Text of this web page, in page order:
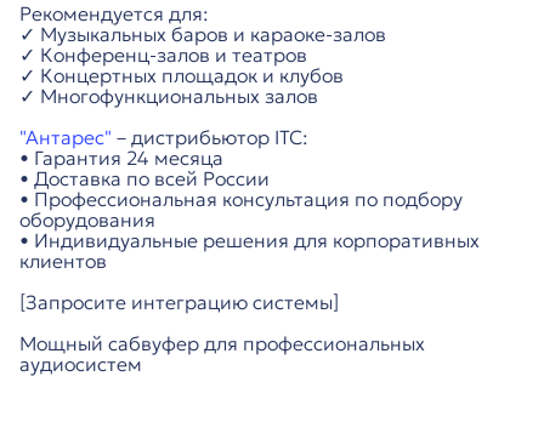
Рекомендуется для:
✓ Музыкальных баров и караоке-залов
✓ Конференц-залов и театров
✓ Концертных площадок и клубов
✓ Многофункциональных залов
"Антарес" – дистрибьютор ITC:
• Гарантия 24 месяца
• Доставка по всей России
• Профессиональная консультация по подбору
оборудования
• Индивидуальные решения для корпоративных
клиентов
[Запросите интеграцию системы]
Мощный сабвуфер для профессиональных
аудиосистем